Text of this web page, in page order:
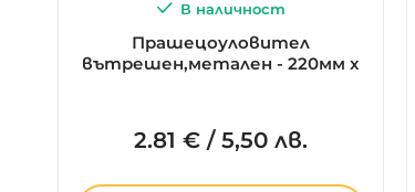
В наличност
Прашецоуловител
вътрешен,метален - 220мм x
2.81 € / 5,50 лв.